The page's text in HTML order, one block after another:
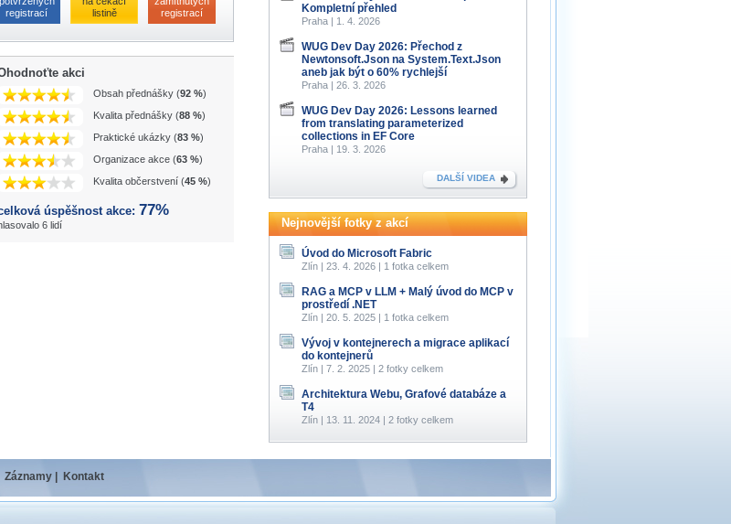
registrací
listině
registrací
akci
Obsah přednášky (92 %)
Kvalita přednášky (88 %)
Praktické ukázky (83 %)
Organizace akce (63 %)
Kvalita občerstvení (45 %)
úspěšnost akce: 77%
6 lidí
Kompletní přehled
Praha | 1. 4. 2026
WUG Dev Day 2026: Přechod z
Newtonsoft.Json na System.Text.Json
aneb jak být o 60% rychlejší
Praha | 26. 3. 2026
WUG Dev Day 2026: Lessons learned
from translating parameterized
collections in EF Core
Praha | 19. 3. 2026
DALŠÍ VIDEA
Nejnovější fotky z akcí
Úvod do Microsoft Fabric
Zlín | 23. 4. 2026 | 1 fotka celkem
RAG a MCP v LLM + Malý úvod do MCP v
prostředí .NET
Zlín | 20. 5. 2025 | 1 fotka celkem
Vývoj v kontejnerech a migrace aplikací
do kontejnerů
Zlín | 7. 2. 2025 | 2 fotky celkem
Architektura Webu, Grafové databáze a
T4
Zlín | 13. 11. 2024 | 2 fotky celkem
Záznamy Kontakt